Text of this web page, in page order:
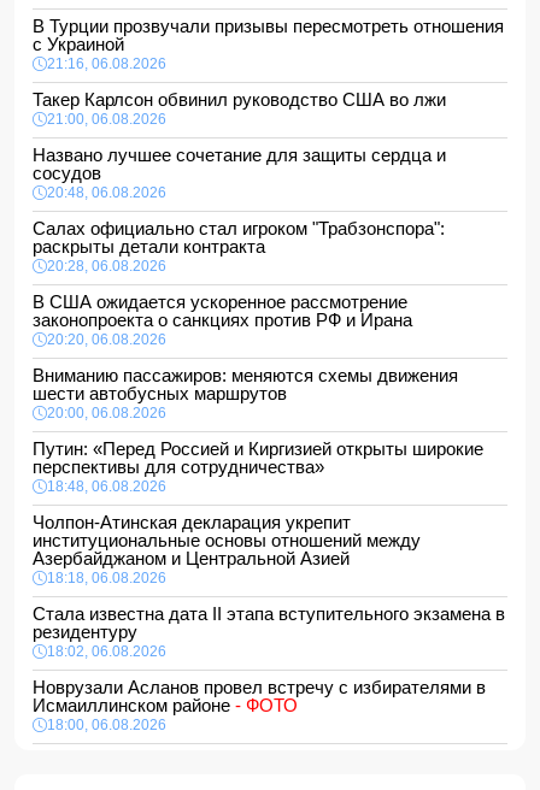
В Турции прозвучали призывы пересмотреть отношения
с Украиной
21:16, 06.08.2026
Такер Карлсон обвинил руководство США во лжи
21:00, 06.08.2026
Названо лучшее сочетание для защиты сердца и
сосудов
20:48, 06.08.2026
Салах официально стал игроком "Трабзонспора":
раскрыты детали контракта
20:28, 06.08.2026
В США ожидается ускоренное рассмотрение
законопроекта о санкциях против РФ и Ирана
20:20, 06.08.2026
Вниманию пассажиров: меняются схемы движения
шести автобусных маршрутов
20:00, 06.08.2026
Путин: «Перед Россией и Киргизией открыты широкие
перспективы для сотрудничества»
18:48, 06.08.2026
Чолпон-Атинская декларация укрепит
институциональные основы отношений между
Азербайджаном и Центральной Азией
18:18, 06.08.2026
Стала известна дата II этапа вступительного экзамена в
резидентуру
18:02, 06.08.2026
Новрузали Асланов провел встречу с избирателями в
Исмаиллинском районе - ФОТО
18:00, 06.08.2026